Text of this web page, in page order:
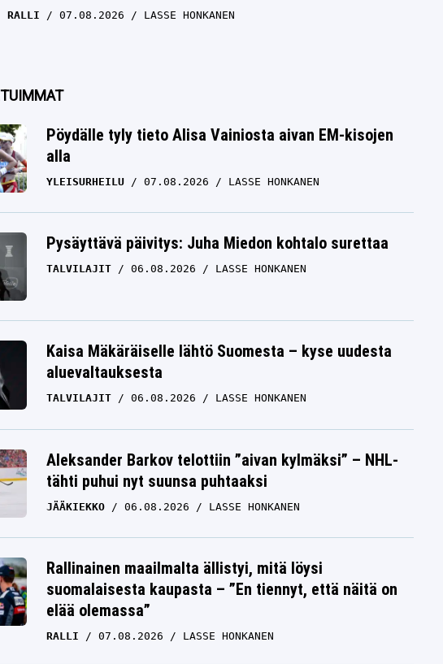
RALLI 07.08.2026 LASSE HONKANEN
Pöydälle tyly tieto Alisa Vainiosta aivan EM-kisojen
alla
YLEISURHEILU 07.08.2026 LASSE HONKANEN
Pysäyttävä päivitys: Juha Miedon kohtalo surettaa
TALVILAJIT 06.08.2026 LASSE HONKANEN
Kaisa Mäkäräiselle lähtö Suomesta – kyse uudesta
aluevaltauksesta
TALVILAJIT 06.08.2026 LASSE HONKANEN
Aleksander Barkov telottiin ”aivan kylmäksi” – NHL-
tähti puhui nyt suunsa puhtaaksi
JÄÄKIEKKO 06.08.2026 LASSE HONKANEN
Rallinainen maailmalta ällistyi, mitä löysi
suomalaisesta kaupasta – ”En tiennyt, että näitä on
elää olemassa”
RALLI 07.08.2026 LASSE HONKANEN